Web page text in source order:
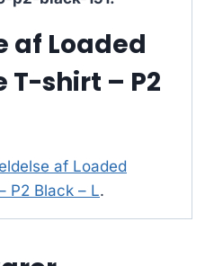
af Loaded
T-shirt – P2
af Loaded
P2 Black – L.